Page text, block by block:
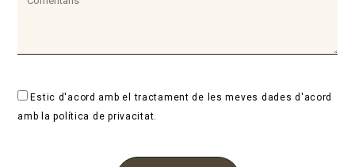
Estic d'acord amb el tractament de les meves dades d'acord
amb la política de privacitat.